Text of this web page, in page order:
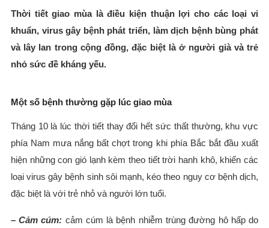
Thời tiết giao mùa là điều kiện thuận lợi cho các loại vi
khuẩn, virus gây bệnh phát triển, làm dịch bệnh bùng phát
và lây lan trong cộng đồng, đặc biệt là ở người già và trẻ
nhỏ sức đề kháng yếu.
Một số bệnh thường gặp lúc giao mùa
Tháng 10 là lúc thời tiết thay đổi hết sức thất thường, khu vực
phía Nam mưa nắng bất chợt trong khi phía Bắc bắt đầu xuất
hiện những con gió lạnh kèm theo tiết trời hanh khô, khiến các
loại virus gây bệnh sinh sôi mạnh, kéo theo nguy cơ bệnh dịch,
đặc biệt là với trẻ nhỏ và người lớn tuổi.
– Cảm cúm: cảm cúm là bệnh nhiễm trùng đường hô hấp do